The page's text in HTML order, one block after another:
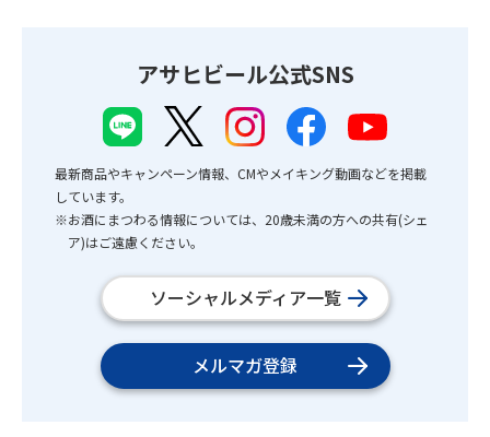
アサヒビール公式SNS
最新商品やキャンペーン情報、CMやメイキング動画などを掲載
しています。
※お酒にまつわる情報については、20歳未満の方への共有(シェ
ア)はご遠慮ください。
ソーシャルメディア一覧
メルマガ登録